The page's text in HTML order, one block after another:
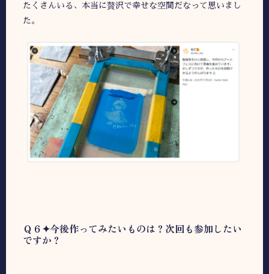
たくさんいる、本当に贅沢で幸せな空間だなって思いまし
た。
Ｑ６✦今後作ってみたいものは？次回も参加したい
ですか？